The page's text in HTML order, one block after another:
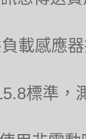
載感應
標準，